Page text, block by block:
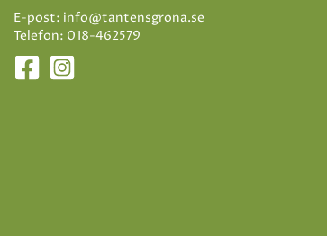
E-post: info@tantensgrona.se
Telefon: 018-462579